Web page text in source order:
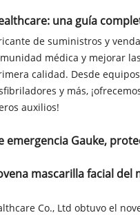
una guía
de suministros y
médica y mejorar
calidad. Desde
y más,
auxilios!
Gauke,
mascarilla facial
Co., Ltd obtuvo el